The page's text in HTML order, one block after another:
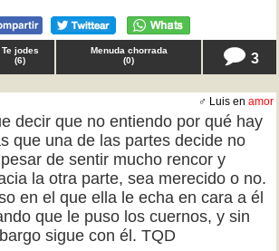
Te jodes
(6)
Menuda chorrada
(0) 3
♂ Luis en amor
decir que no entiendo por qué hay
que una de las partes decide no
de sentir mucho rencor y
la otra parte, sea merecido o no.
en el que ella le echa en cara a él
que le puso los cuernos, y sin
sigue con él. TQD